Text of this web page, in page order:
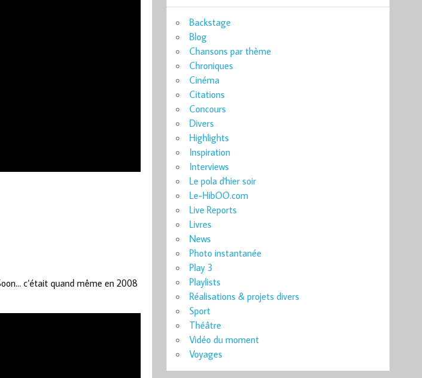
c’était quand même en 2008
Backstage
Blog
Chansons par thème
Chroniques
Cinéma
Citations
Concours
Divers
Highlights
Inspiration
Interviews
Le pola d'hier soir
Le-HibOO.com
Live Reports
Livres
News
Photo instantanée
Play 3
Playlists
Réalisations & projets divers
Sport
Théâtre
Vidéo du moment
Voyages